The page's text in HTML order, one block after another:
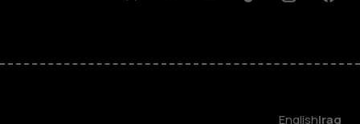
Iraq
English